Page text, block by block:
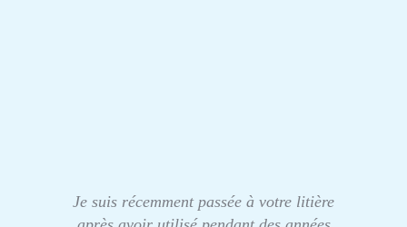
Je suis récemment passée à votre litière